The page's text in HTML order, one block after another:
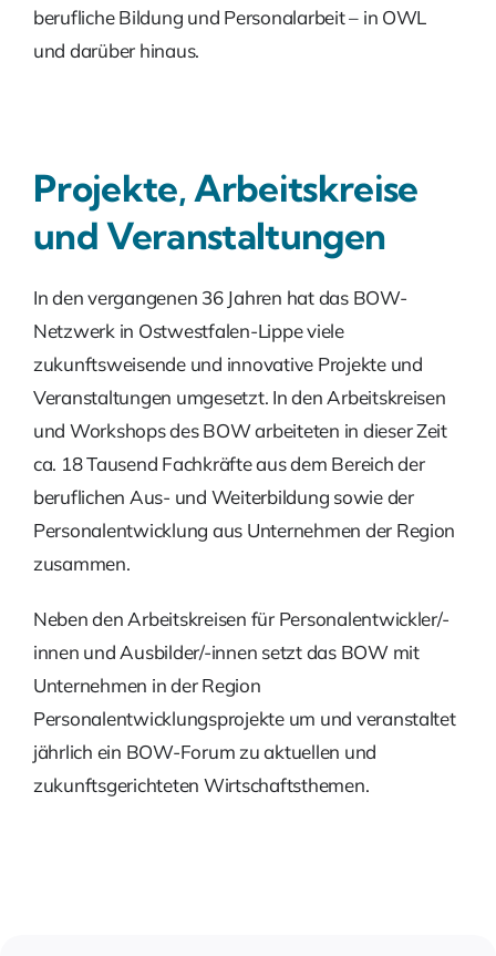
berufliche Bildung und Personalarbeit – in OWL
und darüber hinaus.
Projekte, Arbeitskreise
und Veranstaltungen
In den vergangenen 36 Jahren hat das BOW-
Netzwerk in Ostwestfalen-Lippe viele
zukunftsweisende und innovative Projekte und
Veranstaltungen umgesetzt. In den Arbeitskreisen
und Workshops des BOW arbeiteten in dieser Zeit
ca. 18 Tausend Fachkräfte aus dem Bereich der
beruflichen Aus- und Weiterbildung sowie der
Personalentwicklung aus Unternehmen der Region
zusammen.
Neben den Arbeitskreisen für Personalentwickler/-
innen und Ausbilder/-innen setzt das BOW mit
Unternehmen in der Region
Personalentwicklungsprojekte um und veranstaltet
jährlich ein BOW-Forum zu aktuellen und
zukunftsgerichteten Wirtschaftsthemen.